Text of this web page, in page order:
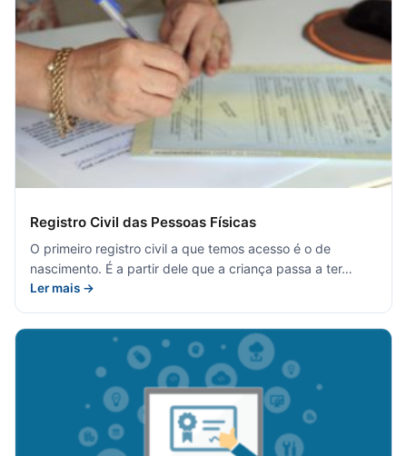
Registro Civil das Pessoas Físicas
O primeiro registro civil a que temos acesso é o de
nascimento. É a partir dele que a criança passa a ter…
Ler mais →